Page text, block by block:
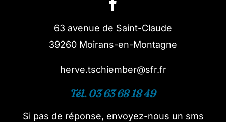
63 avenue de Saint-Claude
39260 Moirans-en-Montagne
herve.tschiember@sfr.fr
Tél. 03 63 68 18 49
Si pas de réponse, envoyez-nous un sms